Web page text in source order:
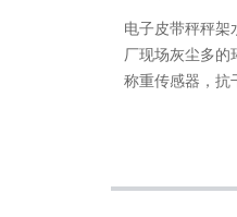
电子皮带秤秤架
厂现场灰尘多的
称重传感器，抗
行可靠稳定性。